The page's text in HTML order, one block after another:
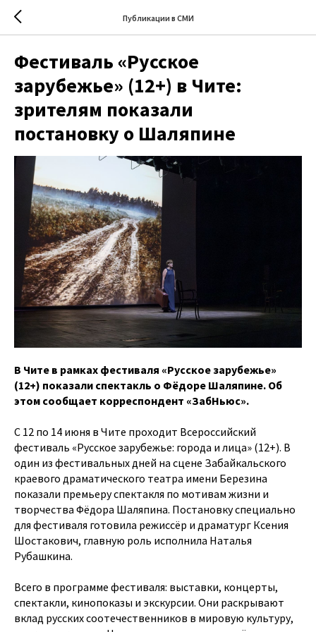
Публикации в СМИ
Фестиваль «Русское
зарубежье» (12+) в Чите:
зрителям показали
постановку о Шаляпине
В Чите в рамках фестиваля «Русское зарубежье»
(12+) показали спектакль о Фёдоре Шаляпине. Об
этом сообщает корреспондент «ЗабНьюс».
С 12 по 14 июня в Чите проходит Всероссийский
фестиваль «Русское зарубежье: города и лица» (12+). В
один из фестивальных дней на сцене Забайкальского
краевого драматического театра имени Березина
показали премьеру спектакля по мотивам жизни и
творчества Фёдора Шаляпина. Постановку специально
для фестиваля готовила режиссёр и драматург Ксения
Шостакович, главную роль исполнила Наталья
Рубашкина.
Всего в программе фестиваля: выставки, концерты,
спектакли, кинопоказы и экскурсии. Они раскрывают
вклад русских соотечественников в мировую культуру,